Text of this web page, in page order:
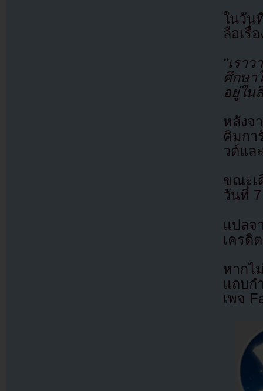
ในวัน
ลือเรื่
“เรา
ศึกษา
อยู่ใน
หลังจ
คิมกา
วต์แล
ขณะเ
วันที่
แปล
เครดิ
หากไ
แถบก
เพจ